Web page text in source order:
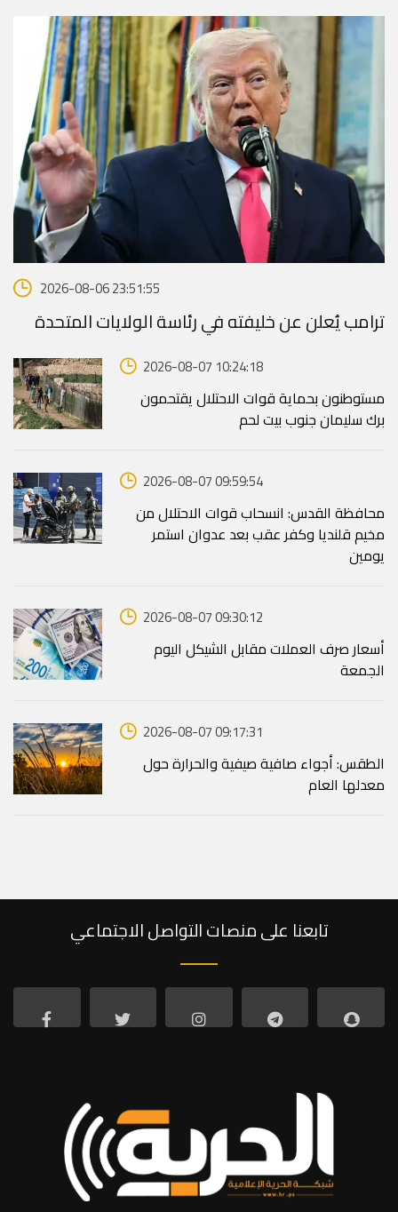
2026-08-06 23:51:55
ترامب يُعلن عن خليفته في رئاسة الولايات المتحدة
2026-08-07 10:24:18
مستوطنون بحماية قوات الاحتلال يقتحمون
برك سليمان جنوب بيت لحم
2026-08-07 09:59:54
محافظة القدس: انسحاب قوات الاحتلال من
مخيم قلنديا وكفر عقب بعد عدوان استمر
يومين
2026-08-07 09:30:12
أسعار صرف العملات مقابل الشيكل اليوم
الجمعة
2026-08-07 09:17:31
الطقس: أجواء صافية صيفية والحرارة حول
معدلها العام
تابعنا على منصات التواصل الاجتماعي